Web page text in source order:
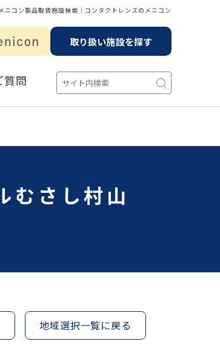
コン製品取扱施設検索│コンタクトレンズのメニコン
取り扱い施設を探す
質問
むさし村山
地域選択一覧に戻る